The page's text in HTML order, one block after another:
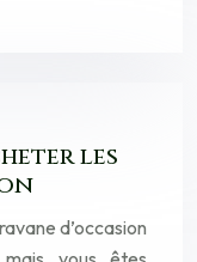
les
d’occasion